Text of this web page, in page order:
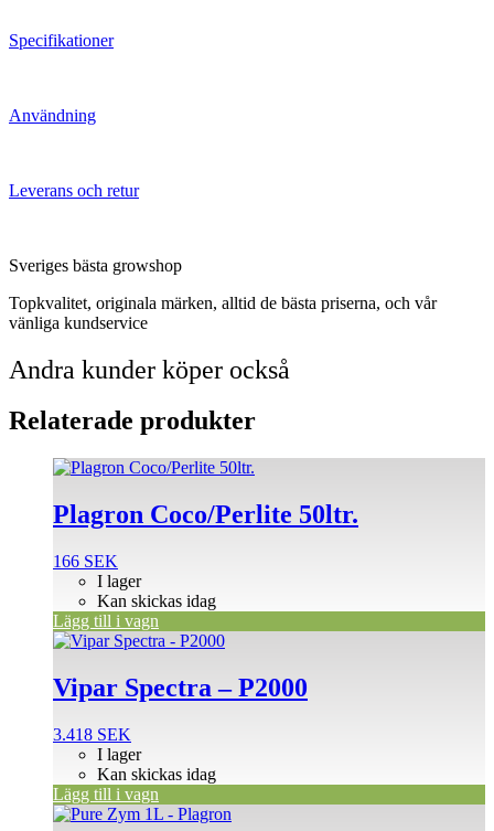
Specifikationer
Användning
Leverans och retur
Sveriges bästa growshop
Topkvalitet, originala märken, alltid de bästa priserna, och vår
vänliga kundservice
Andra kunder köper också
Relaterade produkter
Plagron Coco/Perlite 50ltr.
166 SEK
I lager
Kan skickas idag
Lägg till i vagn
Vipar Spectra – P2000
3.418 SEK
I lager
Kan skickas idag
Lägg till i vagn